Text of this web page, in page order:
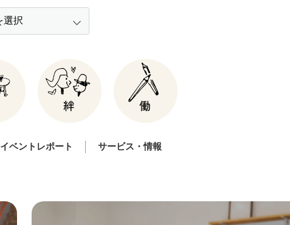
イベントレポート サービス・情報